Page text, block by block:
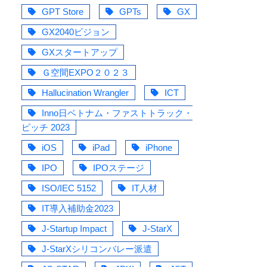
GPT Store
GPTs
GX
GX2040ビジョン
GXスタートアップ
Ｇ空間EXPO２０２３
Hallucination Wrangler
ICT
Inno日ベトナム・ファストトラック・
ピッチ 2023
iOS
iPad
iPhone
IPO
IPOステージ
ISO/IEC 5152
IT人材
IT導入補助金2023
J-Startup Impact
J-StarX
J-StarXシリコンバレー派遣